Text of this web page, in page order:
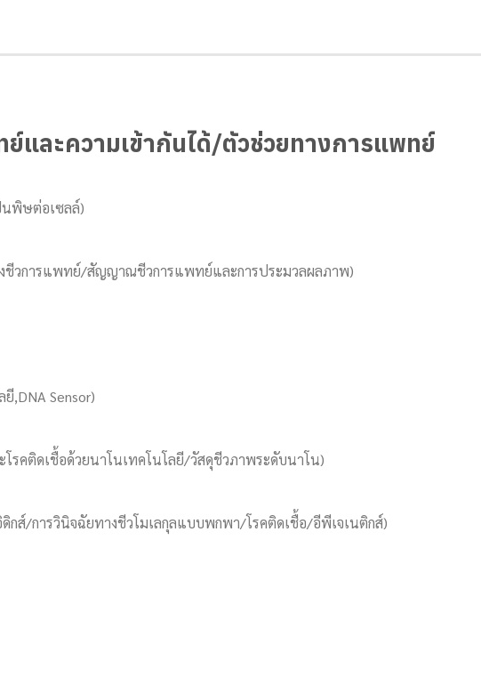
และความเข้ากันได้/ตัวช่วยทางการแพทย์
นพิษต่อเซลล์)
ชีวการแพทย์/สัญญาณชีวการแพทย์และการประมวลผลภาพ)
,DNA Sensor)
รคติดเชื้อด้วยนาโนเทคโนโลยี/วัสดุชีวภาพระดับนาโน)
กส์/การวินิจฉัยทางชีวโมเลกุลแบบพกพา/โรคติดเชื้อ/อีพีเจเนติกส์)